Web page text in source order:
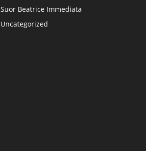
Suor Beatrice Immediata
Uncategorized